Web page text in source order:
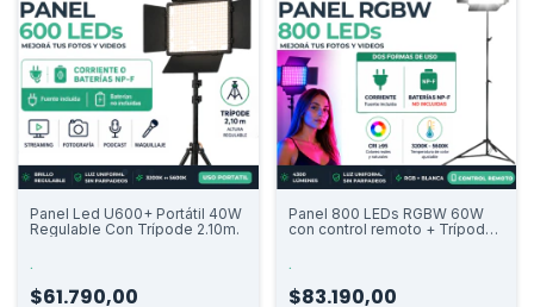
Panel Led U600+ Portátil 40W
Regulable Con Trípode 2.10m.
.
$61.790,00
Panel 800 LEDs RGBW 60W
con control remoto + Trípode
.
$83.190,00